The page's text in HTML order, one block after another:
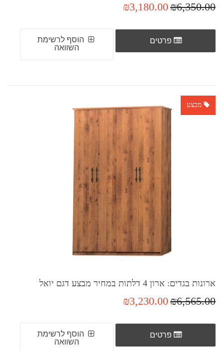
₪6,350.00
₪3,180.00
פרטים
הוסף לרשימת
השוואה
מבצע
ארונות בגדים: ארון 4 דלתות במחיר מבצע דגם יואל
₪6,565.00
₪3,230.00
פרטים
הוסף לרשימת
השוואה